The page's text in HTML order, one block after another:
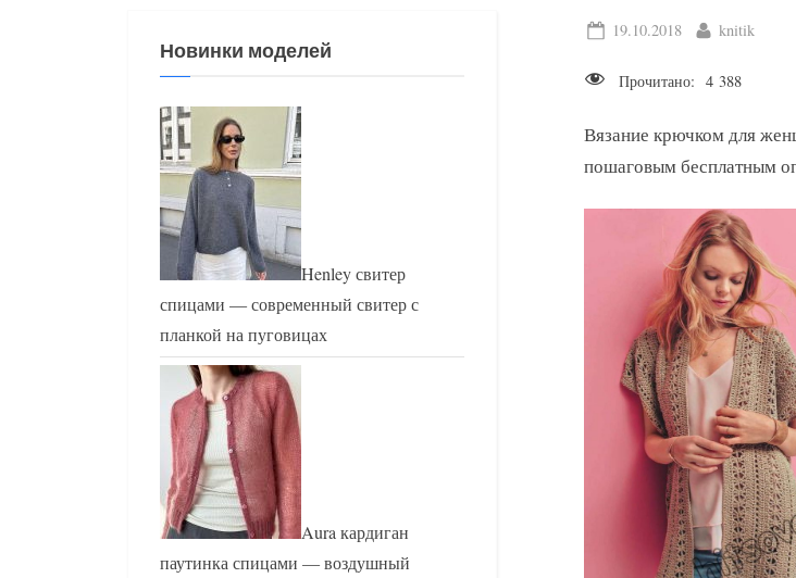
в
е
и
Posted
19.10.2018 By
knitik
Прочитано: 4 388
Вязание крючком для
пошаговым бесплатным
Новинки моделей
Henley свитер
спицами — современный свитер с
планкой на пуговицах
Aura кардиган
паутинка спицами — воздушный